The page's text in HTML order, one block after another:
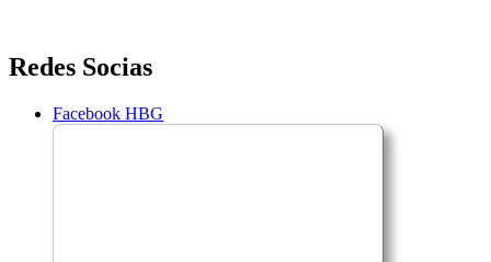
Saltar
para
conteúdo
Redes Socias
Facebook HBG